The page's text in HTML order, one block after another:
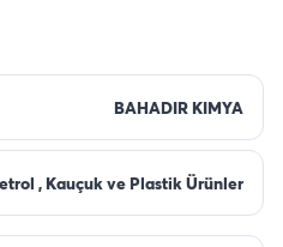
BAHADIR KIMYA
, Kauçuk ve Plastik Ürünler